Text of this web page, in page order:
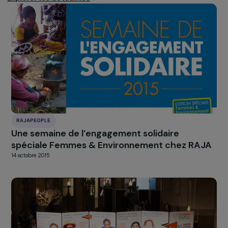
Un partenariat inscrit sur le long terme
La collecte s’inscrit dans le cadre du programme
RAJApeople, qui permet auxcollaboratrices
collaborateurs de s’investir aux côtés de la Fondation
des actions de solidarité en faveur des femmes. Le
partenariat avec Rejoué symbolise l’engagement du
Groupe RAJA et de sa Fondation en faveur de la
promotion du rôle des femmes dans la protection de
l’environnement. Soutenue par la Fondation depuis
Rejoué est lauréate du Prix Coup de Cœur du Jury
Fondation RAJA Women’s Awards 2018.
:https://www.rejoue.asso.fr/